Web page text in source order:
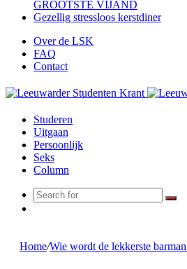
GROOTSTE VIJAND
Gezellig stressloos kerstdiner
Over de LSK
FAQ
Contact
Menu
Studeren
Uitgaan
Persoonlijk
Seks
Column
Home/Wie wordt de lekkerste